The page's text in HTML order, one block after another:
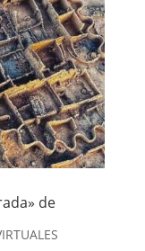
de